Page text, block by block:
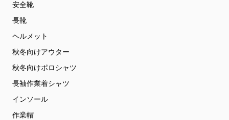
安全靴
長靴
ヘルメット
秋冬向けアウター
秋冬向けポロシャツ
長袖作業着シャツ
インソール
作業帽